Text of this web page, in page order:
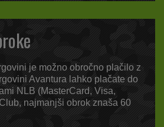
je možno obročno plačilo z
Avantura lahko plačate do
NLB (MasterCard, Visa,
najmanjši obrok znaša 60